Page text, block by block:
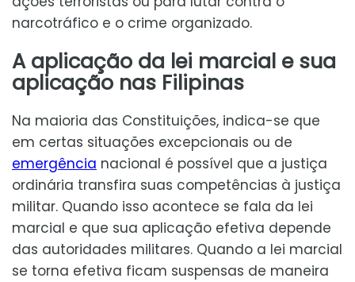
narcotráfico e o crime organizado.
A aplicação da lei marcial e sua
aplicação nas Filipinas
Na maioria das Constituições, indica-se que
em certas situações excepcionais ou de
emergência nacional é possível que a justiça
ordinária transfira suas competências à justiça
militar. Quando isso acontece se fala da lei
marcial e que sua aplicação efetiva depende
das autoridades militares. Quando a lei marcial
se torna efetiva ficam suspensas de maneira